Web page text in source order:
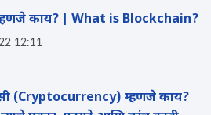
काय? | What is Blockchain?
12:11
(Cryptocurrency) म्हणजे काय?